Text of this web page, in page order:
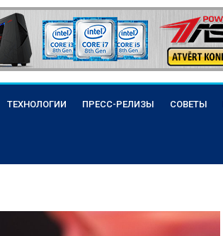
ТЕХНОЛОГИИ ПРЕСС-РЕЛИЗЫ СОВЕТЫ